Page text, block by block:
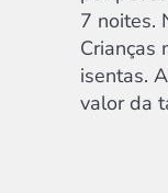
7 noites.
Crianças
isentas.
valor da